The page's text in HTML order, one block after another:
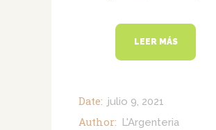
LEER MÁS
Date: julio 9, 2021
Author: L'Argenteria